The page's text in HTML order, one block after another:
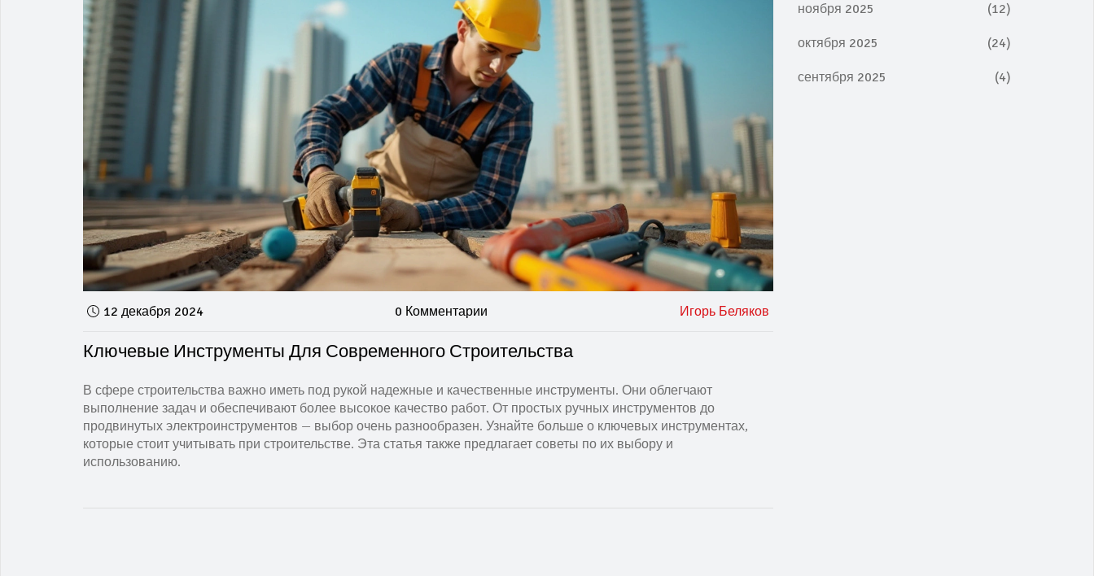
12 декабря 2024 0 Комментарии Игорь Беляков
Ключевые Инструменты Для Современного Строительства
В сфере строительства важно иметь под рукой надежные и качественные инструменты. Они облегчают
выполнение задач и обеспечивают более высокое качество работ. От простых ручных инструментов до
продвинутых электроинструментов — выбор очень разнообразен. Узнайте больше о ключевых инструментах,
которые стоит учитывать при строительстве. Эта статья также предлагает советы по их выбору и
использованию.
ноября 2025 (12)
октября 2025 (24)
сентября 2025 (4)